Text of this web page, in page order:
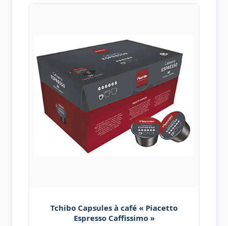
Tchibo Capsules à café « Piacetto
Espresso Caffissimo »